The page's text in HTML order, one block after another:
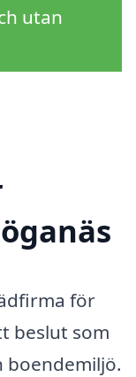
utan
för
beslut som
boendemiljö.